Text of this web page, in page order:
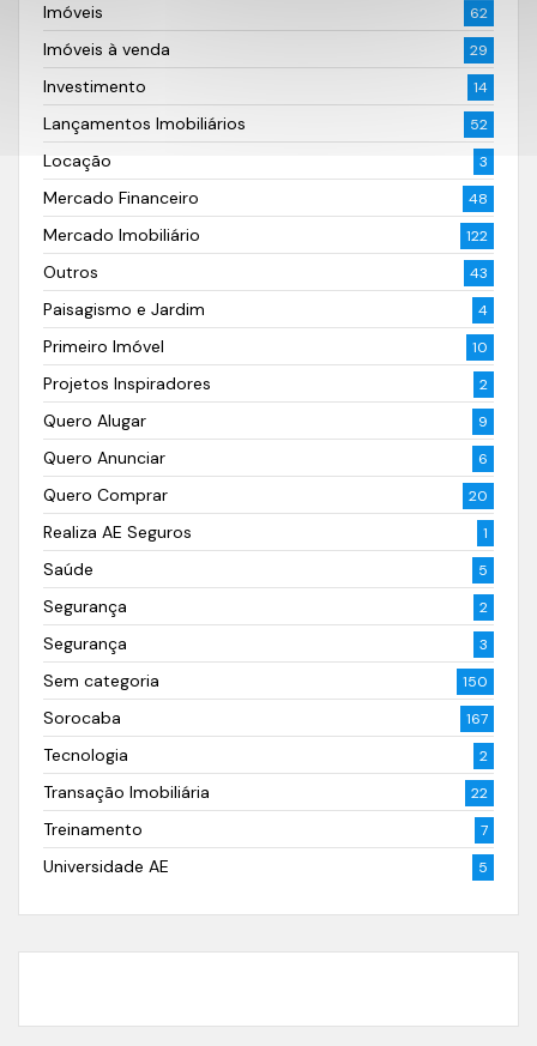
Imóveis 62
Imóveis à venda 29
Investimento 14
Lançamentos Imobiliários 52
Locação 3
Mercado Financeiro 48
Mercado Imobiliário 122
Outros 43
Paisagismo e Jardim 4
Primeiro Imóvel 10
Projetos Inspiradores 2
Quero Alugar 9
Quero Anunciar 6
Quero Comprar 20
Realiza AE Seguros 1
Saúde 5
Segurança 2
Segurança 3
Sem categoria 150
Sorocaba 167
Tecnologia 2
Transação Imobiliária 22
Treinamento 7
Universidade AE 5